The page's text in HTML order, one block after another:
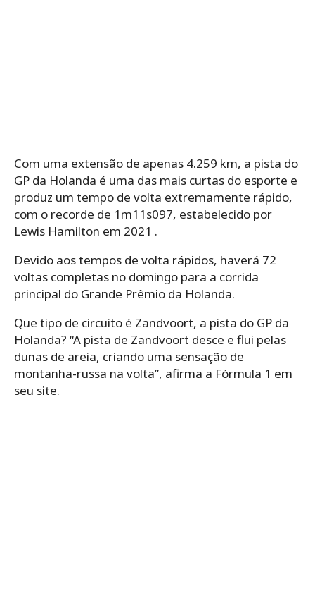
Com uma extensão de apenas 4.259 km, a pista do
GP da Holanda é uma das mais curtas do esporte e
produz um tempo de volta extremamente rápido,
com o recorde de 1m11s097, estabelecido por
Lewis Hamilton em 2021 .
Devido aos tempos de volta rápidos, haverá 72
voltas completas no domingo para a corrida
principal do Grande Prêmio da Holanda.
Que tipo de circuito é Zandvoort, a pista do GP da
Holanda? “A pista de Zandvoort desce e flui pelas
dunas de areia, criando uma sensação de
montanha-russa na volta”, afirma a Fórmula 1 em
seu site.